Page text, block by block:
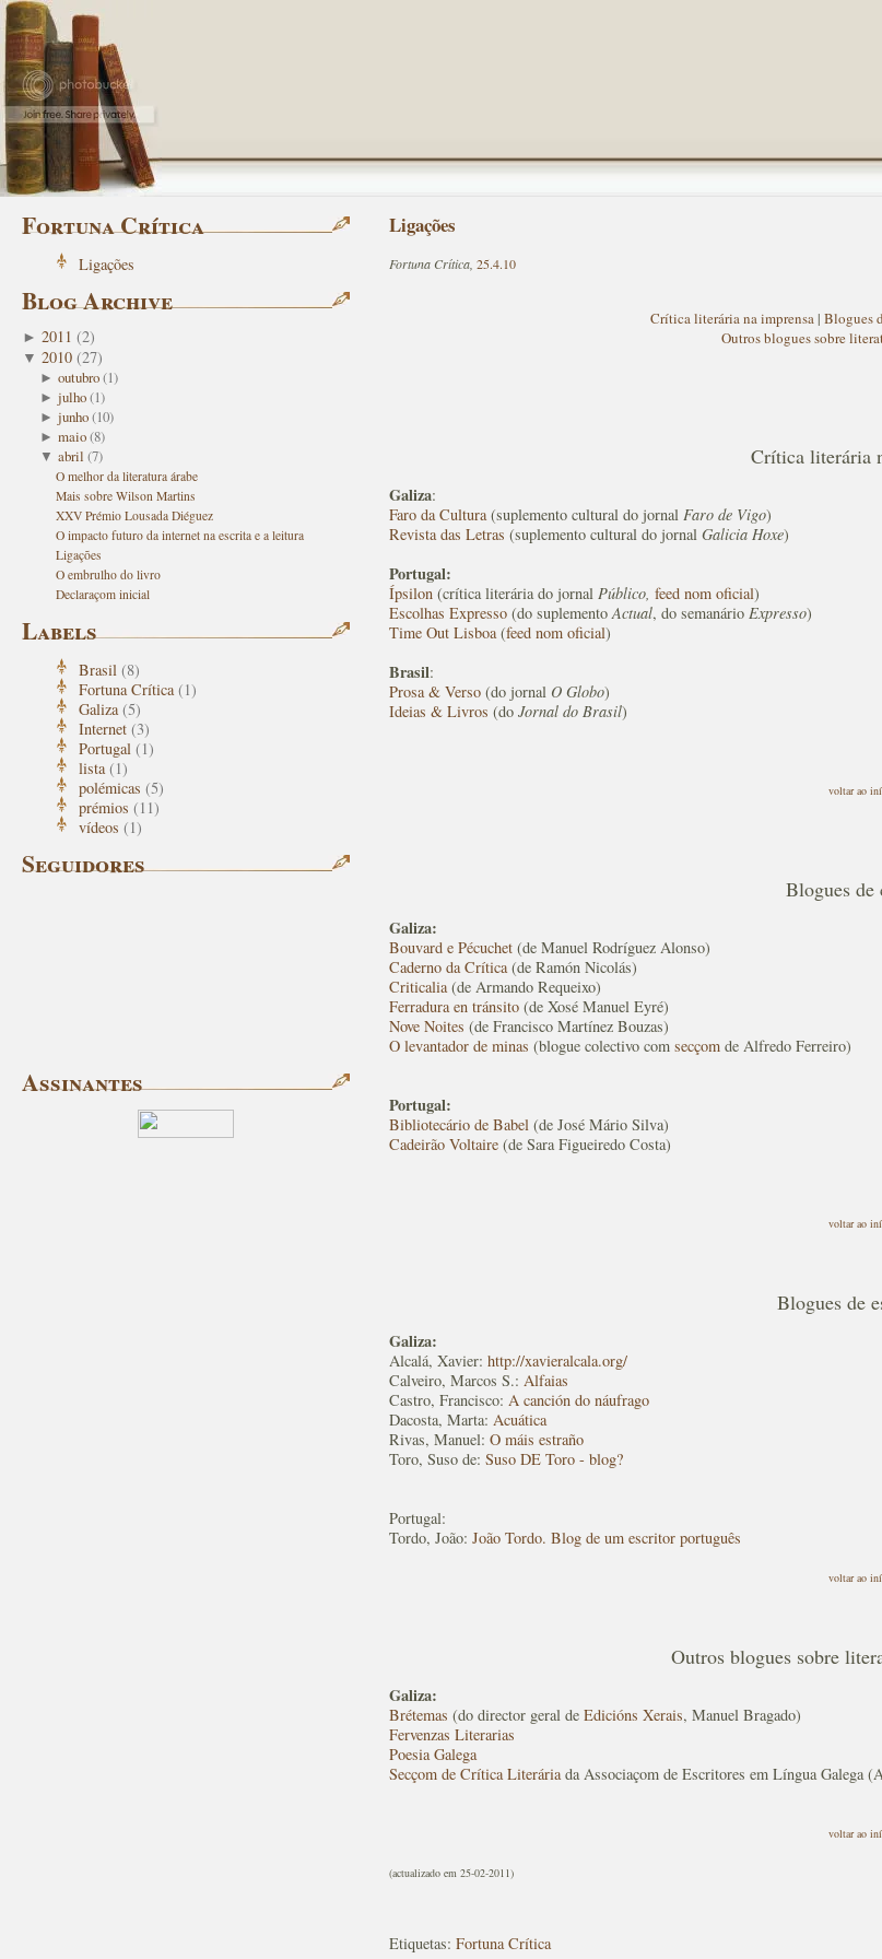
Fortuna Crítica
Ligações
Blog Archive
► 2011 (2)
▼ 2010 (27)
► outubro(1)
► julho(1)
► junho(10)
► maio(8)
▼ abril (7)
O melhor da literatura árabe
Mais sobre Wilson Martins
XXV Prémio Lousada Diéguez
O impacto futuro da internet na escrita e a leitura
Ligações
O embrulho do livro
Declaraçom inicial
Labels
Brasil (8)
Fortuna Crítica (1)
Galiza (5)
Internet (3)
Portugal (1)
lista (1)
polémicas (5)
prémios (11)
vídeos (1)
Seguidores
Assinantes
Ligações
Fortuna Crítica, 25.4.10
Crítica literária na imprensa| Blogues
Outros blogues sobre
Crítica literária
Galiza:
Faro da Cultura(suplemento cultural do jornal Faro de Vigo)
Revista das Letras (suplemento cultural do jornal Galicia Hoxe)
Portugal:
Ípsilon (crítica literária do jornal Público, feed nom oficial)
Escolhas Expresso (do suplementoActual, do semanário Expresso)
Time Out Lisboa(feed nom oficial)
Brasil:
Prosa & Verso (do jornal O Globo)
Ideias & Livros (do Jornal do Brasil)
voltar ao
Blogues de
Galiza:
Bouvard e Pécuchet (de Manuel Rodríguez Alonso)
Caderno da Crítica(de Ramón Nicolás)
Criticalia(de Armando Requeixo)
Ferradura en tránsito (de Xosé Manuel Eyré)
Nove Noites (de Francisco Martínez Bouzas)
O levantador de minas (blogue colectivo com secçom de Alfredo Ferreiro)
Portugal:
Bibliotecário de Babel (de José Mário Silva)
Cadeirão Voltaire (de Sara Figueiredo Costa)
voltar ao
Blogues de
Galiza:
Alcalá, Xavier: http://xavieralcala.org/
Calveiro, Marcos S.: Alfaias
Castro, Francisco: A canción do náufrago
Dacosta, Marta: Acuática
Rivas, Manuel: O máis estraño
Toro, Suso de: Suso DE Toro - blog?
Portugal:
Tordo, João: João Tordo. Blog de um escritor português
voltar ao
Outros blogues sobre
Galiza:
Brétemas (do director geral de Edicións Xerais, Manuel Bragado)
Fervenzas Literarias
Poesia Galega
Secçom de Crítica Literáriada Associaçom de Escritores em Língua Galega
voltar ao
(actualizado em 25-02-2011)
Etiquetas: Fortuna Crítica